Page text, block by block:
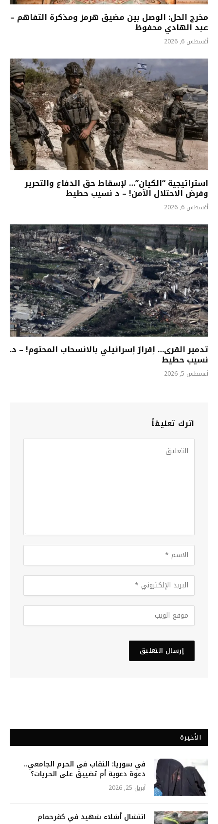
مخرج الحل: الوصل بين مضيق هرمز ومذكرة التفاهم –
عبد الهادي محفوظ
أغسطس 6, 2026
استراتيجية “الكيان”… لإسقاط حق الدفاع والتحرير
وفرض الاحتلال الآمن! – د نسيب حطيط
أغسطس 6, 2026
تدمير القرى… إقرارٌ إسرائيلي بالانسحاب المحتوم! – د.
نسيب حطيط
أغسطس 5, 2026
اترك تعليقاً
الأخيرة
في سوريا: النقاب في الحرم الجامعي..
دعوة دعوية أم تضييق على الحريات؟
أبريل 25, 2026
انتشال أشلاء شهيد في كفرحمام